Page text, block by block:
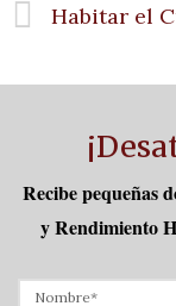
Habitar el
Recibe pequeñas
y Rendimiento